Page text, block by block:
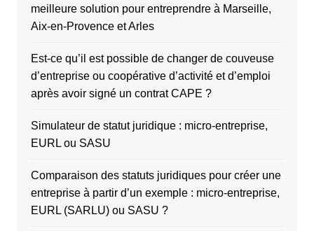
meilleure solution pour entreprendre à Marseille,
Aix-en-Provence et Arles
Est-ce qu’il est possible de changer de couveuse
d’entreprise ou coopérative d’activité et d’emploi
après avoir signé un contrat CAPE ?
Simulateur de statut juridique : micro-entreprise,
EURL ou SASU
Comparaison des statuts juridiques pour créer une
entreprise à partir d’un exemple : micro-entreprise,
EURL (SARLU) ou SASU ?